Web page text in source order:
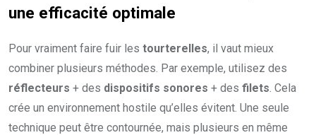
une efficacité optimale
Pour vraiment faire fuir les tourterelles, il vaut mieux
combiner plusieurs méthodes. Par exemple, utilisez des
réflecteurs + des dispositifs sonores + des filets. Cela
crée un environnement hostile qu’elles évitent. Une seule
technique peut être contournée, mais plusieurs en même